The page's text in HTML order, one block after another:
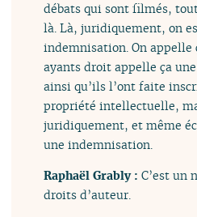
débats qui sont filmés,
là. Là, juridiquement, on
indemnisation. On appelle
ayants droit appelle ça
ainsi qu’ils l’ont faite
propriété intellectuelle,
juridiquement, et même
une indemnisation.
Raphaël Grably :C’est un
droits d’auteur.